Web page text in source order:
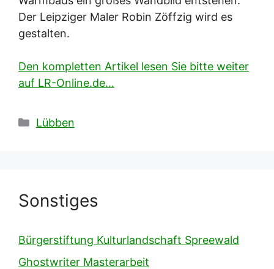
Der Leipziger Maler Robin Zöffzig wird es
gestalten.
Den kompletten Artikel lesen Sie bitte weiter
auf LR-Online.de…
Kategorien
Lübben
Sonstiges
Bürgerstiftung Kulturlandschaft Spreewald
Ghostwriter Masterarbeit